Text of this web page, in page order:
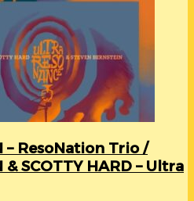
– ResoNation Trio /
& SCOTTY HARD – Ultra